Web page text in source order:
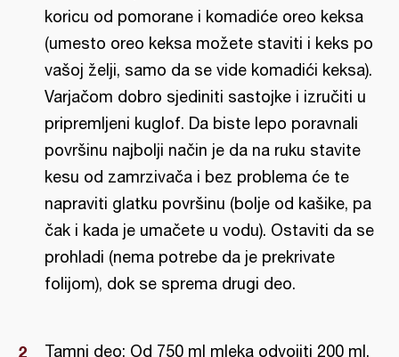
koricu od pomorane i komadiće oreo keksa
(umesto oreo keksa možete staviti i keks po
vašoj želji, samo da se vide komadići keksa).
Varjačom dobro sjediniti sastojke i izručiti u
pripremljeni kuglof. Da biste lepo poravnali
površinu najbolji način je da na ruku stavite
kesu od zamrzivača i bez problema će te
napraviti glatku površinu (bolje od kašike, pa
čak i kada je umačete u vodu). Ostaviti da se
prohladi (nema potrebe da je prekrivate
folijom), dok se sprema drugi deo.
Tamni deo: Od 750 ml mleka odvojiti 200 ml.